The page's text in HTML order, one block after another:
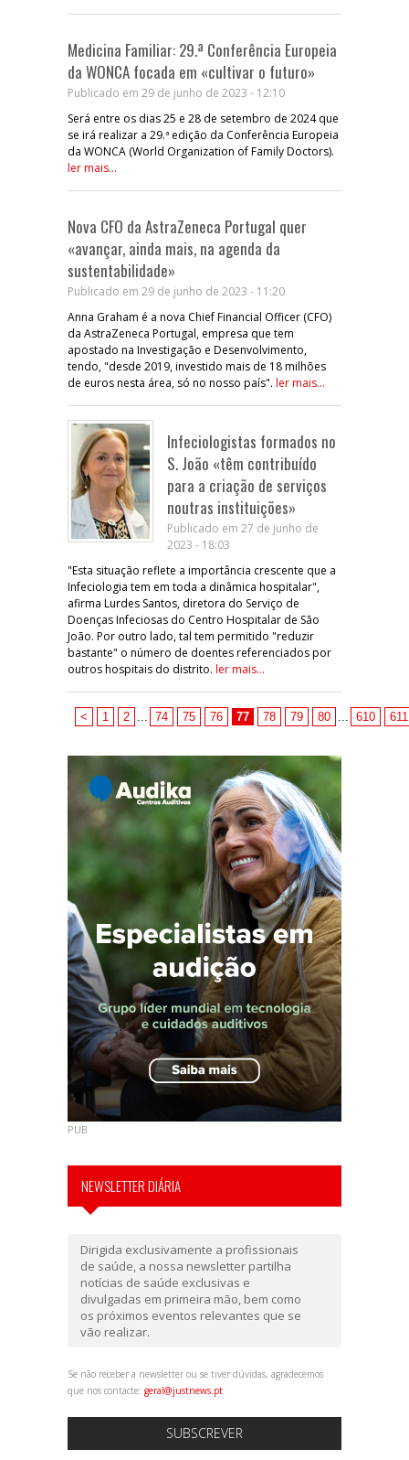
Medicina Familiar: 29.ª Conferência Europeia
da WONCA focada em «cultivar o futuro»
Publicado em 29 de junho de 2023 - 12:10
Será entre os dias 25 e 28 de setembro de 2024 que
se irá realizar a 29.ª edição da Conferência Europeia
da WONCA (World Organization of Family Doctors).
ler mais...
Nova CFO da AstraZeneca Portugal quer
«avançar, ainda mais, na agenda da
sustentabilidade»
Publicado em 29 de junho de 2023 - 11:20
Anna Graham é a nova Chief Financial Officer (CFO)
da AstraZeneca Portugal, empresa que tem
apostado na Investigação e Desenvolvimento,
tendo, "desde 2019, investido mais de 18 milhões
de euros nesta área, só no nosso país". ler mais...
Infeciologistas formados no
S. João «têm contribuído
para a criação de serviços
noutras instituições»
Publicado em 27 de junho de
2023 - 18:03
"Esta situação reflete a importância crescente que a
Infeciologia tem em toda a dinâmica hospitalar",
afirma Lurdes Santos, diretora do Serviço de
Doenças Infeciosas do Centro Hospitalar de São
João. Por outro lado, tal tem permitido "reduzir
bastante" o número de doentes referenciados por
outros hospitais do distrito. ler mais...
< 1 2 74 75 76 77 78 79 80 610 611
PUB
NEWSLETTER DIÁRIA
Dirigida exclusivamente a profissionais
de saúde, a nossa newsletter partilha
notícias de saúde exclusivas e
divulgadas em primeira mão, bem como
os próximos eventos relevantes que se
vão realizar.
Se não receber a newsletter ou se tiver dúvidas, agradecemos
que nos contacte: geral@justnews.pt
SUBSCREVER